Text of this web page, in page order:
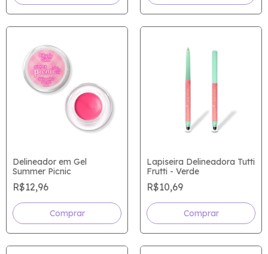
Delineador em Gel
Summer Picnic
R$12,96
Comprar
Lapiseira Delineadora Tutti
Frutti - Verde
R$10,69